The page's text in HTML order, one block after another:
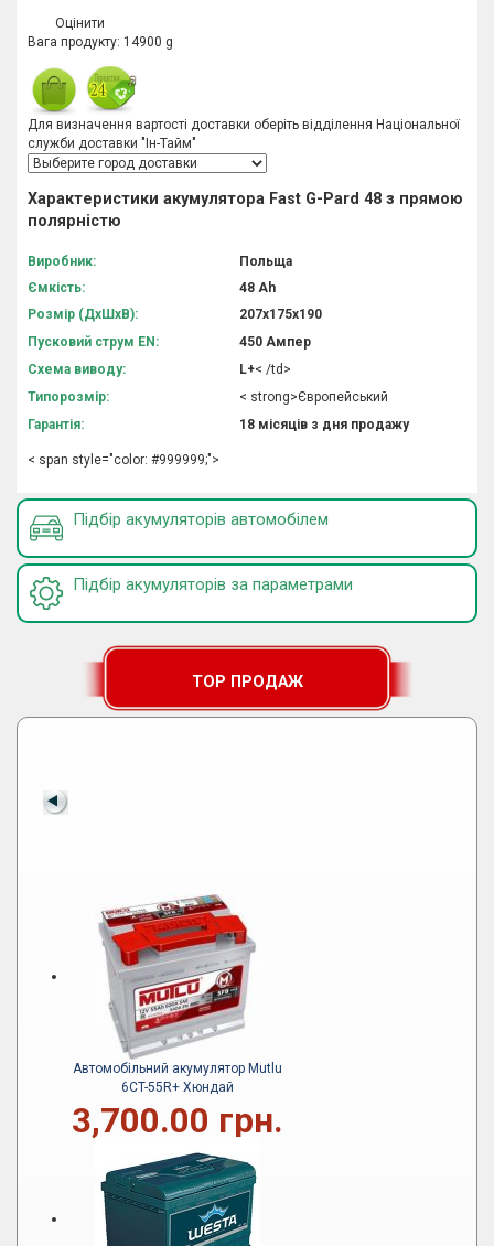
Оцінити
Вага продукту: 14900 g
Для визначення вартості доставки оберіть відділення Національної
служби доставки "Ін-Тайм"
Характеристики акумулятора Fast G-Pard 48 з прямою
полярністю
Виробник:
Польща
Ємкість:
48 Аh
Розмір (ДхШхВ):
207х175х190
Пусковий струм EN:
450 Ампер
Схема виводу:
L+< /td>
Типорозмір:
< strong>Європейський
Гарантія:
18 місяців з дня продажу
< span style="color: #999999;">
Підбір акумуляторів автомобілем
Підбір акумуляторів за параметрами
TOP ПРОДАЖ
Автомобільний акумулятор Mutlu
6CT-55R+ Хюндай
3,700.00 грн.